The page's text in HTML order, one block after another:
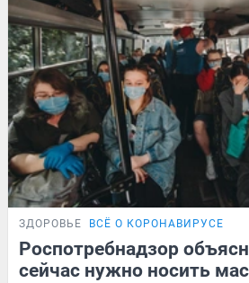
ЗДОРОВЬЕ ВСЁ О КОРОНАВИРУСЕ
Роспотребнадзор
сейчас нужно носить